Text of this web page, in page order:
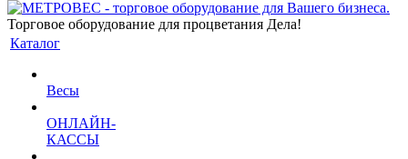
Торговое оборудование для процветания Дела!
Каталог
Весы
ОНЛАЙН-
КАССЫ